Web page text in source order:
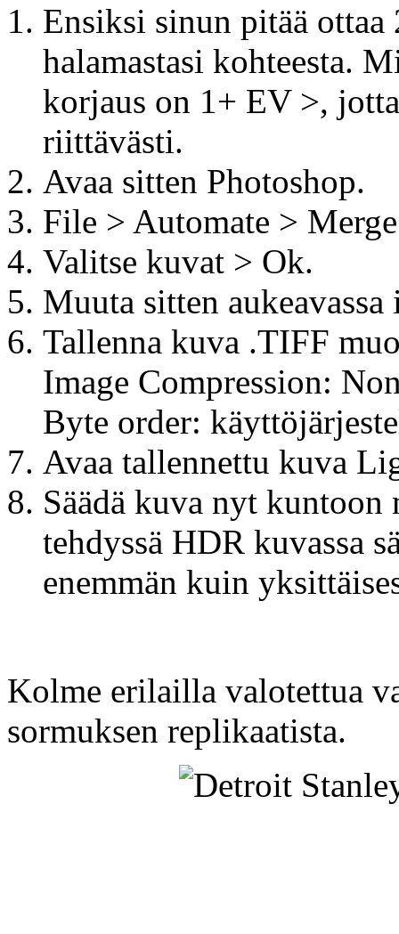
Ensiksi sinun pitää
halamastasi kohteesta.
korjaus on 1+ EV >,
riittävästi.
Avaa sitten Photoshop.
File > Automate >
Valitse kuvat > Ok.
Muuta sitten
Tallenna kuva .TIFF
Image Compression:
Byte order:
Avaa tallennettu kuva
Säädä kuva nyt
tehdyssä HDR kuvassa
enemmän kuin
Kolme erilailla valotettua
sormuksen replikaatista.